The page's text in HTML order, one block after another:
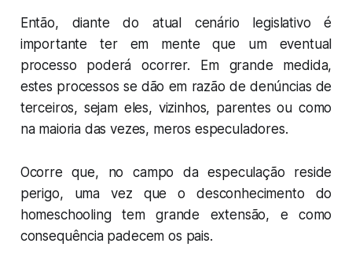
Então, diante do atual cenário legislativo é
importante ter em mente que um eventual
processo poderá ocorrer. Em grande medida,
estes processos se dão em razão de denúncias de
terceiros, sejam eles, vizinhos, parentes ou como
na maioria das vezes, meros especuladores.
Ocorre que, no campo da especulação reside
perigo, uma vez que o desconhecimento do
homeschooling tem grande extensão, e como
consequência padecem os pais.